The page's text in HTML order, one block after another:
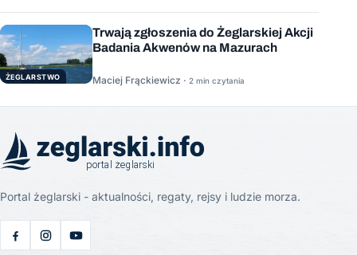
ŻEGLARSTWO
Trwają zgłoszenia do Żeglarskiej Akcji
Badania Akwenów na Mazurach
Maciej Frąckiewicz · 2 min czytania
Portal żeglarski - aktualności, regaty, rejsy i ludzie morza.